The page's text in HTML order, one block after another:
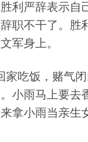
利严辞表示自
职不干了。胜
军身上。
吃饭，赌气
小雨马上要去
拿小雨当亲生